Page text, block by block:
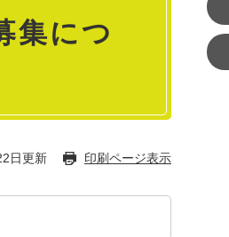
集につ
日更新 印刷ページ表示